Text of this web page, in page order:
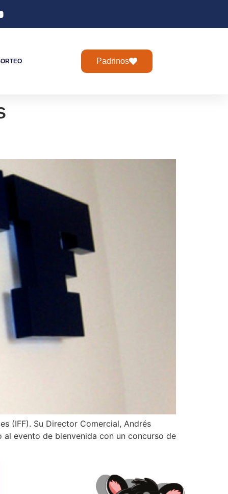
Padrinos
(IFF). Su Director Comercial, Andrés
evento de bienvenida con un concurso de